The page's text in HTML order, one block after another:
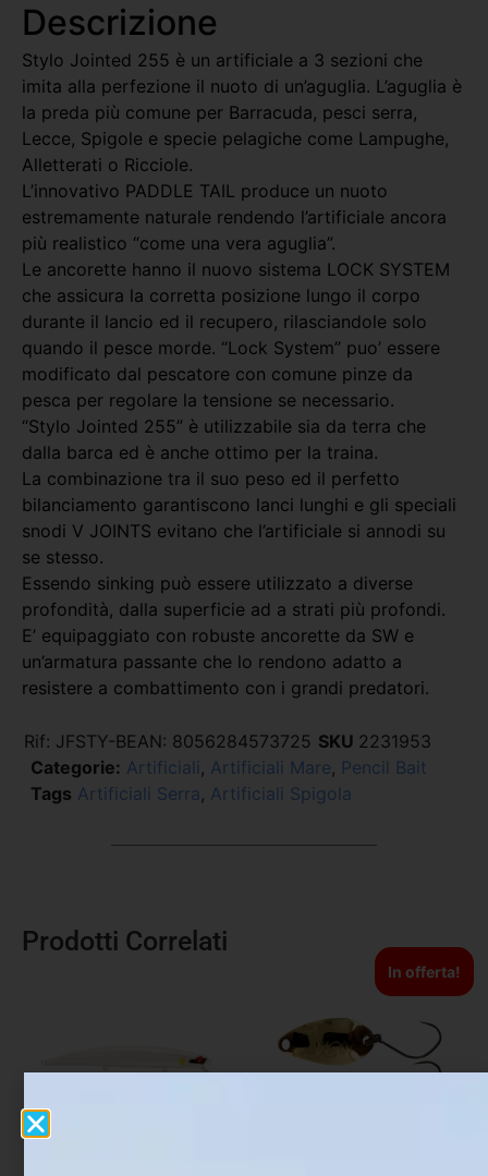
Descrizione
Stylo Jointed 255 è un artificiale a 3 sezioni che
imita alla perfezione il nuoto di un’aguglia. L’aguglia è
la preda più comune per Barracuda, pesci serra,
Lecce, Spigole e specie pelagiche come Lampughe,
Alletterati o Ricciole.
L’innovativo PADDLE TAIL produce un nuoto
estremamente naturale rendendo l’artificiale ancora
più realistico “come una vera aguglia”.
Le ancorette hanno il nuovo sistema LOCK SYSTEM
che assicura la corretta posizione lungo il corpo
durante il lancio ed il recupero, rilasciandole solo
quando il pesce morde. “Lock System” puo’ essere
modificato dal pescatore con comune pinze da
pesca per regolare la tensione se necessario.
“Stylo Jointed 255” è utilizzabile sia da terra che
dalla barca ed è anche ottimo per la traina.
La combinazione tra il suo peso ed il perfetto
bilanciamento garantiscono lanci lunghi e gli speciali
snodi V JOINTS evitano che l’artificiale si annodi su
se stesso.
Essendo sinking può essere utilizzato a diverse
profondità, dalla superficie ad a strati più profondi.
E’ equipaggiato con robuste ancorette da SW e
un’armatura passante che lo rendono adatto a
resistere a combattimento con i grandi predatori.
Rif: JFSTY-BEAN: 8056284573725 SKU 2231953
Categorie: Artificiali , Artificiali Mare, Pencil Bait
Tags Artificiali Serra, Artificiali Spigola
Prodotti Correlati
In offerta!